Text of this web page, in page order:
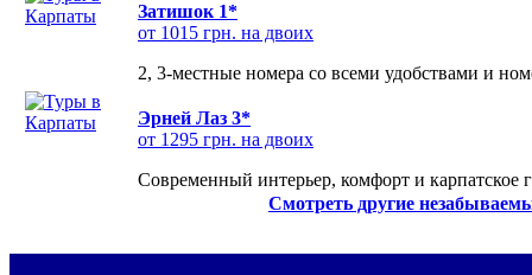
Затишок 1*
от 1015 грн. на двоих
2, 3-местные номера со всеми удобствами и
Эрней Лаз 3*
от 1295 грн. на двоих
Современный интерьер, комфорт и карпатское
Смотреть другие